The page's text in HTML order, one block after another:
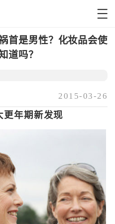
首是男性？化妆品会使
道吗？
2015-03-26
更年期新发现